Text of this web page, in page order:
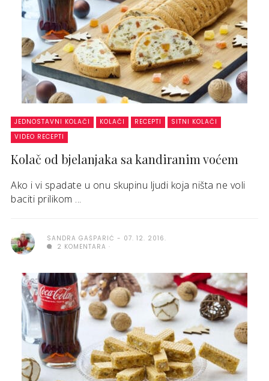
JEDNOSTAVNI KOLAČI KOLAČI RECEPTI
SITNI KOLAČI
VIDEO RECEPTI
Kolač od bjelanjaka sa kandiranim voćem
Ako i vi spadate u onu skupinu ljudi koja ništa ne voli
baciti prilikom ...
SANDRA GAŠPARIĆ
07. 12. 2016.
2 KOMENTARA